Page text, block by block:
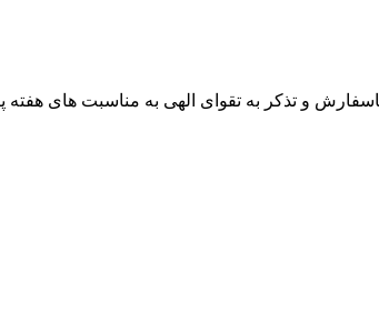
و تذکر به تقوای الهی به مناسبت های هفته